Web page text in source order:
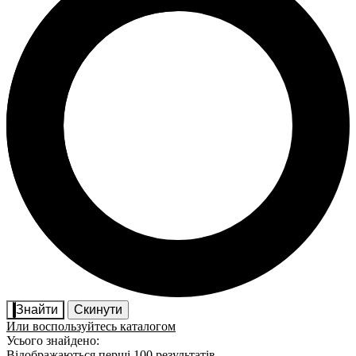
Знайти
Скинути
Или воспользуйтесь каталогом
Усього знайдено: